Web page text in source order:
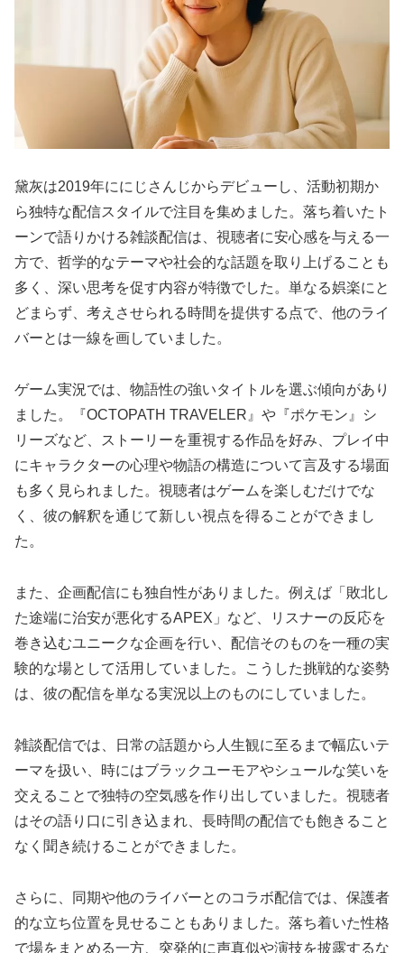
黛灰は2019年ににじさんじからデビューし、活動初期か
ら独特な配信スタイルで注目を集めました。落ち着いたト
ーンで語りかける雑談配信は、視聴者に安心感を与える一
方で、哲学的なテーマや社会的な話題を取り上げることも
多く、深い思考を促す内容が特徴でした。単なる娯楽にと
どまらず、考えさせられる時間を提供する点で、他のライ
バーとは一線を画していました。
ゲーム実況では、物語性の強いタイトルを選ぶ傾向があり
ました。『OCTOPATH TRAVELER』や『ポケモン』シ
リーズなど、ストーリーを重視する作品を好み、プレイ中
にキャラクターの心理や物語の構造について言及する場面
も多く見られました。視聴者はゲームを楽しむだけでな
く、彼の解釈を通じて新しい視点を得ることができまし
た。
また、企画配信にも独自性がありました。例えば「敗北し
た途端に治安が悪化するAPEX」など、リスナーの反応を
巻き込むユニークな企画を行い、配信そのものを一種の実
験的な場として活用していました。こうした挑戦的な姿勢
は、彼の配信を単なる実況以上のものにしていました。
雑談配信では、日常の話題から人生観に至るまで幅広いテ
ーマを扱い、時にはブラックユーモアやシュールな笑いを
交えることで独特の空気感を作り出していました。視聴者
はその語り口に引き込まれ、長時間の配信でも飽きること
なく聞き続けることができました。
さらに、同期や他のライバーとのコラボ配信では、保護者
的な立ち位置を見せることもありました。落ち着いた性格
で場をまとめる一方、突発的に声真似や演技を披露するな